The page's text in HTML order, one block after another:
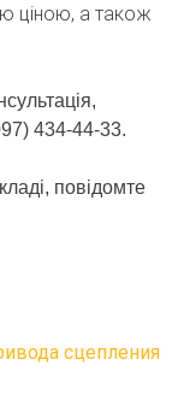
ціною, а також
434-44-33.
повідомте
сцепления